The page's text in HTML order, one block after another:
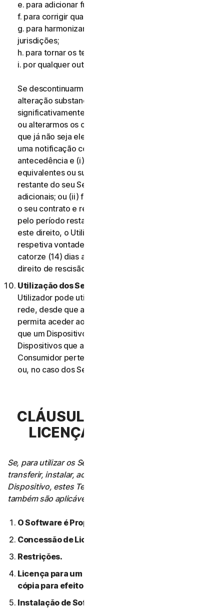
e. para adicionar funcionalidades adicionais;
f. para corrigir qualquer erro;
g. para harmonizar os serviços ou termos em múltiplas
jurisdições;
h. para tornar os termos mais claros; e
i. por qualquer outro motivo válido.
Se descontinuarmos os Serviços, aplicarmos uma
alteração substancial aos Serviços que possa ser
significativamente prejudicial para si, ou introduzirmos
ou alterarmos os critérios de elegibilidade de modo
que já não seja elegível para os Serviços, receberá
uma notificação com catorze (14) dias de
antecedência e (i) oferecemos-lhe serviços
equivalentes ou superiores durante o período
restante do seu Serviço sem quaisquer custos
adicionais; ou (ii) fornecemos-lhe o direito de terminar
o seu contrato e receber um reembolso proporcional
pelo período restante do seu Serviço. Para exercer
este direito, o Utilizador deve informar-nos da
respetiva vontade de rescindir o contrato no prazo de
catorze (14) dias após a notificação da alteração e do
direito de rescisão do Utilizador.
Utilização dos Serviços Através de uma Rede.
Utilizador pode utilizar os Serviços através de uma
rede, desde que a sua Elegibilidade do Serviço lhe
permita aceder aos Serviços ou utilizá-los em mais do
que um Dispositivo e desde que cada um desses
Dispositivos que aceda ou utilize os Serviços de
Consumidor pertença a um único agregado familiar
ou, no caso dos Serviços Comerciais, a uma única PE.
CLÁUSULA 3.ª – TERMOS DE
LICENÇA DE SOFTWARE
Se, para utilizar os Serviços, o Utilizador tiver de
transferir, instalar, aceder ou utilizar Software num
Dispositivo, estes Termos de Licença de Software
também são aplicáveis a essa utilização.
O Software é Propriedade da NortonLifeLock.
Concessão de Licença.
Restrições.
Licença para um único dispositivo: apenas uma
cópia para efeitos de backup ou arquivo permitida.
Instalação de Software.